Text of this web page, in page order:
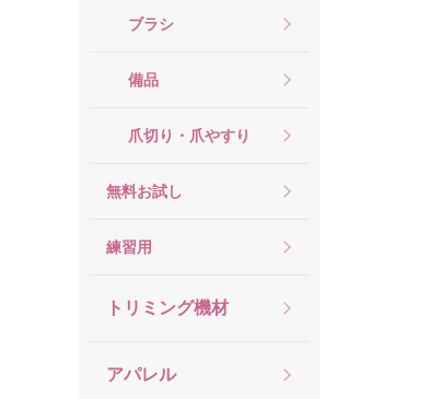
ブラシ
備品
爪切り・爪やすり
無料お試し
練習用
トリミング機材
アパレル